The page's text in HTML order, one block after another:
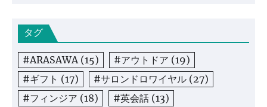
タグ
#ARASAWA(15) #アウトドア (19)
#ギフト (17) #サロンドロワイヤル (27)
#フィンジア (18) #英会話 (13)